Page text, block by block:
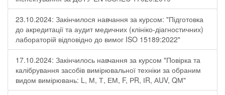
23.10.2024: Закінчилося навчання за курсом: "Підготовка
до акредитації та аудит медичних (клініко-діагностичних)
лабораторій відповідно до вимог ISO 15189:2022"
17.10.2024: Закінчилось навчання за курсом "Повірка та
калібрування засобів вимірювальної техніки за обраним
видом вимірювань: L, М, Т, ЕМ, F, РR, ІR, АUV, QМ"